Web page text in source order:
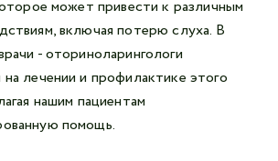
может привести к различным
включая потерю слуха. В
- оториноларингологи
лечении и профилактике этого
нашим пациентам
помощь.